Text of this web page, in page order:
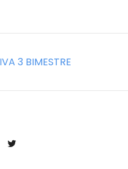
3 BIMESTRE